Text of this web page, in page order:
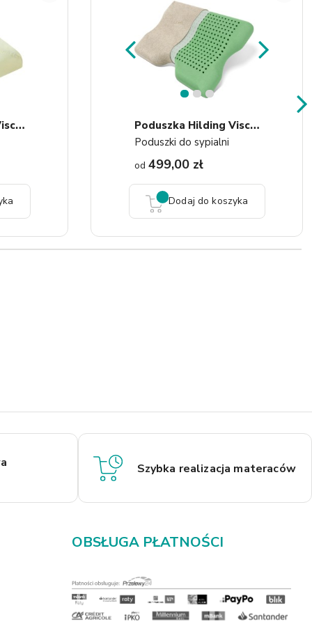
P
Oduszka Hilding Visco Prime P
Oduszka Hilding ViscoBio...
Poduszki do sypialni
od 499,00 zł
Dodaj do koszyka
Szybka realizacja materaców
OBSŁUGA PŁATNOŚCI